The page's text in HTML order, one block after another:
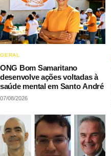
GERAL
ONG Bom Samaritano
desenvolve ações voltadas à
saúde mental em Santo André
07/08/2026